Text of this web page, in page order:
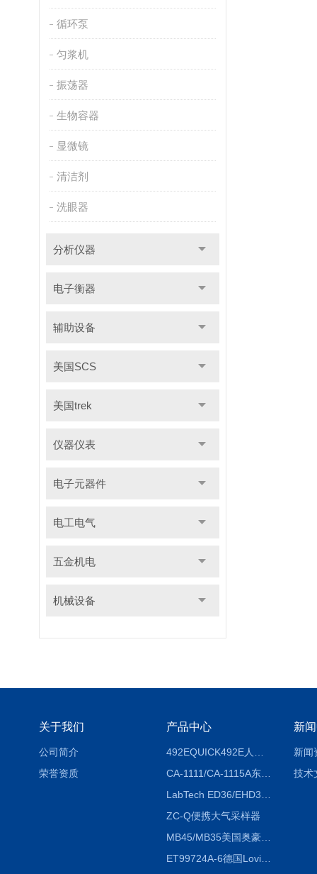
循环泵
匀浆机
振荡器
生物容器
显微镜
清洁剂
洗眼器
分析仪器
电子衡器
辅助设备
美国SCS
美国trek
仪器仪表
电子元器件
电工电气
五金机电
机械设备
关于我们
公司简介
荣誉资质
产品中心
CA-1111/CA-1115A东京理化EYELA CA-1111/CA-1115A冷却水循环装置
ZC-Q便携大气采样器
MB45/MB35美国奥豪斯OHAUS MB45/MB35卤素红外水分测定仪
ET99724A-6德国Lovibond ET99724A-6微电脑BOD测定仪
新
新闻
技术